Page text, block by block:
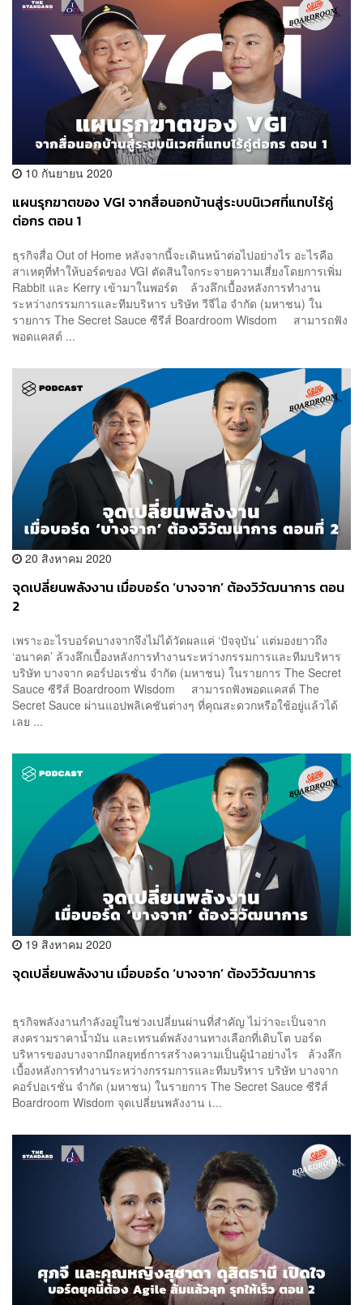
10 กันยายน 2020
แผนรุกฆาตของ VGI จากสื่อนอกบ้านสู่ระบบนิเวศที่แทบไร้คู่
ต่อกร ตอน 1
ธุรกิจสื่อ Out of Home หลังจากนี้จะเดินหน้าต่อไปอย่างไร อะไรคือ
สาเหตุที่ทำให้บอร์ดของ VGI ตัดสินใจกระจายความเสี่ยงโดยการเพิ่ม
Rabbit และ Kerry เข้ามาในพอร์ต ล้วงลึกเบื้องหลังการทำงาน
ระหว่างกรรมการและทีมบริหาร บริษัท วีจีไอ จํากัด (มหาชน) ใน
รายการ The Secret Sauce ซีรีส์ Boardroom Wisdom สามารถฟัง
พอดแคสต์ ...
20 สิงหาคม 2020
จุดเปลี่ยนพลังงาน เมื่อบอร์ด ‘บางจาก’ ต้องวิวัฒนาการ ตอน
2
เพราะอะไรบอร์ดบางจากจึงไม่ได้วัดผลแค่ ‘ปัจจุบัน’ แต่มองยาวถึง
‘อนาคต’ ล้วงลึกเบื้องหลังการทำงานระหว่างกรรมการและทีมบริหาร
บริษัท บางจาก คอร์ปอเรชั่น จำกัด (มหาชน) ในรายการ The Secret
Sauce ซีรีส์ Boardroom Wisdom สามารถฟังพอดแคสต์ The
Secret Sauce ผ่านแอปพลิเคชันต่างๆ ที่คุณสะดวกหรือใช้อยู่แล้วได้
เลย ...
19 สิงหาคม 2020
จุดเปลี่ยนพลังงาน เมื่อบอร์ด ‘บางจาก’ ต้องวิวัฒนาการ
ธุรกิจพลังงานกำลังอยู่ในช่วงเปลี่ยนผ่านที่สำคัญ ไม่ว่าจะเป็นจาก
สงครามราคาน้ำมัน และเทรนด์พลังงานทางเลือกที่เติบโต บอร์ด
บริหารของบางจากมีกลยุทธ์การสร้างความเป็นผู้นำอย่างไร ล้วงลึก
เบื้องหลังการทำงานระหว่างกรรมการและทีมบริหาร บริษัท บางจาก
คอร์ปอเรชั่น จำกัด (มหาชน) ในรายการ The Secret Sauce ซีรีส์
Boardroom Wisdom จุดเปลี่ยนพลังงาน เ...